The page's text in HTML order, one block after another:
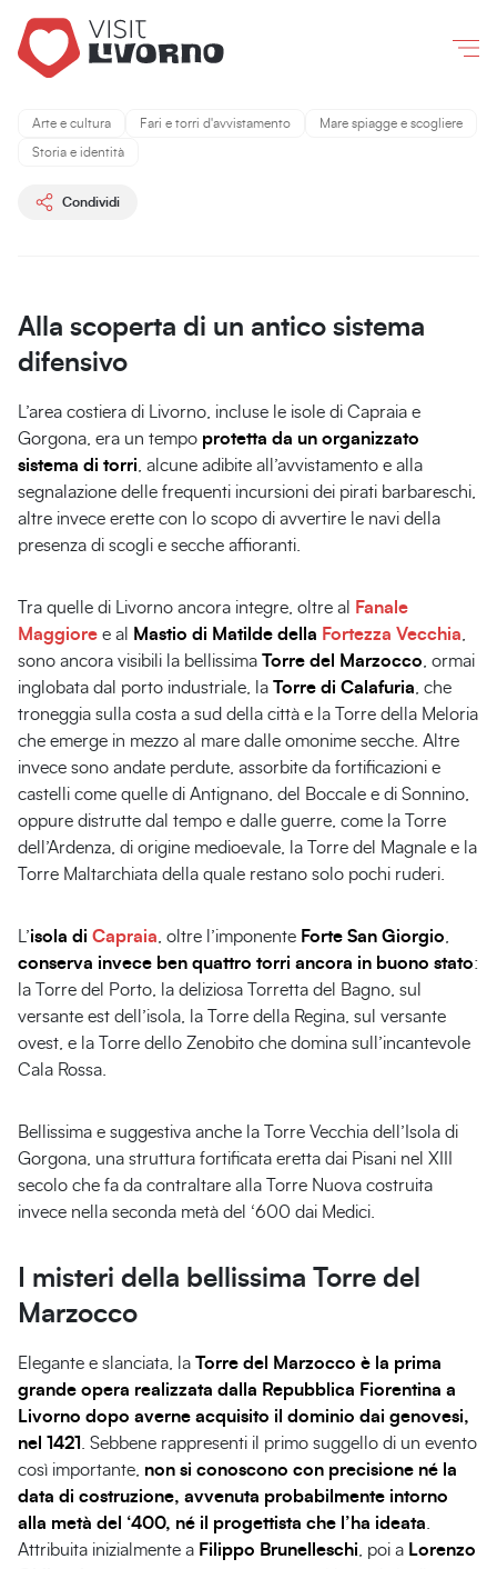
Livorno / Cosa fare e vedere
Le
di
e
mare
Arte e cultura Fari e torri d'avvistamento Mare spiagge e scogliere
Storia e identità
Condividi
Alla scoperta di un antico sistema
difensivo
L’area costiera di Livorno, incluse le isole di Capraia e
Gorgona, era un tempo protetta da un organizzato
sistema di torri, alcune adibite all’avvistamento e alla
segnalazione delle frequenti incursioni dei pirati barbareschi,
altre invece erette con lo scopo di avvertire le navi della
presenza di scogli e secche affioranti.
Tra quelle di Livorno ancora integre, oltre al
Fanale
Maggiore e al Mastio di Matilde della Fortezza Vecchia,
sono ancora visibili la bellissima Torre del Marzocco, ormai
inglobata dal porto industriale, la Torre di Calafuria, che
troneggia sulla costa a sud della città e la Torre della Meloria
che emerge in mezzo al mare dalle omonime secche. Altre
invece sono andate perdute, assorbite da fortificazioni e
castelli come quelle di Antignano, del Boccale e di Sonnino,
oppure distrutte dal tempo e dalle guerre, come la Torre
dell’Ardenza, di origine medioevale, la Torre del Magnale e la
Torre Maltarchiata della quale restano solo pochi ruderi.
L’isola di Capraia, oltre l’imponente Forte San Giorgio,
conserva invece ben quattro torri ancora in buono stato:
la Torre del Porto, la deliziosa Torretta del Bagno, sul
versante est dell’isola, la Torre della Regina, sul versante
ovest, e la Torre dello Zenobito che domina sull’incantevole
Cala Rossa.
Bellissima e suggestiva anche la Torre Vecchia dell’Isola di
Gorgona, una struttura fortificata eretta dai Pisani nel XIII
secolo che fa da contraltare alla Torre Nuova costruita
invece nella seconda metà del ‘600 dai Medici.
I misteri della bellissima Torre del
Marzocco
Elegante e slanciata, la Torre del Marzocco è la prima
grande opera realizzata dalla Repubblica Fiorentina a
Livorno dopo averne acquisito il dominio dai genovesi,
nel 1421. Sebbene rappresenti il primo suggello di un evento
così importante, non si conoscono con precisione né la
data di costruzione, avvenuta probabilmente intorno
alla metà del ‘400, né il progettista che l’ha ideata.
Attribuita inizialmente a Filippo Brunelleschi, poi a Lorenzo